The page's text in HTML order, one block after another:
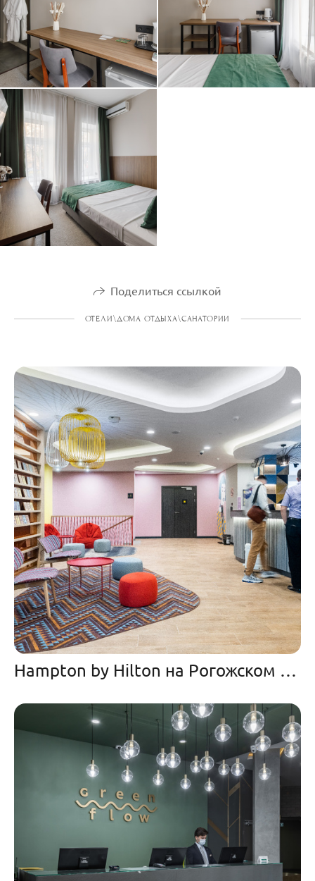
Поделиться ссылкой
ОТЕЛИ\ДОМА ОТДЫХА\САНАТОРИИ
Hampton by Hilton на Рогожском валу.